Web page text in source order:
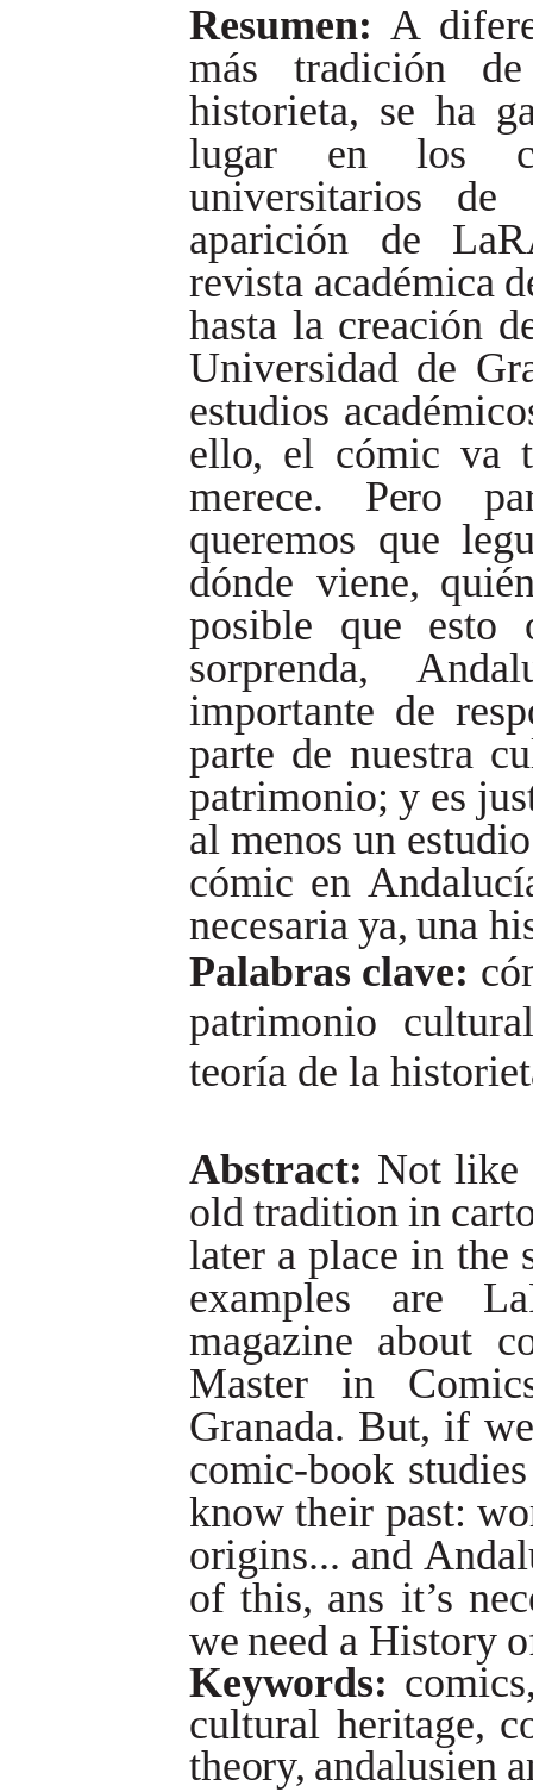
Resumen: A
más
tradición
de
historieta, se ha
lugar
en los
universitarios
de
aparición
de
revista académica
hasta la creación
Universidad de
estudios
ello, el cómic va
merece.
Pero
queremos que
dónde viene,
posible
que esto
sorprenda,
importante de
parte de nuestra
patrimonio; y es
al menos un estudio
cómic en
necesaria ya, una
Palabras clave:
patrimonio
teoría de la
Abstract: Not like
old tradition in
later a place in the
examples
are
magazine about
Master
in
Granada. But, if we
comic-book studies
know their past:
origins... and
of this, ans it’s
we need a History
Keywords:
cultural heritage,
theory, andalusien